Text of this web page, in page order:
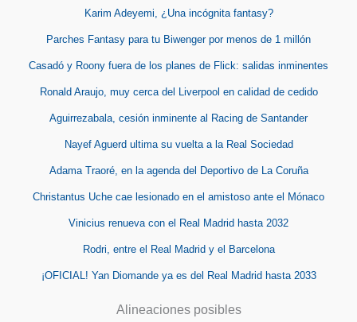
Karim Adeyemi, ¿Una incógnita fantasy?
Parches Fantasy para tu Biwenger por menos de 1 millón
Casadó y Roony fuera de los planes de Flick: salidas inminentes
Ronald Araujo, muy cerca del Liverpool en calidad de cedido
Aguirrezabala, cesión inminente al Racing de Santander
Nayef Aguerd ultima su vuelta a la Real Sociedad
Adama Traoré, en la agenda del Deportivo de La Coruña
Christantus Uche cae lesionado en el amistoso ante el Mónaco
Vinicius renueva con el Real Madrid hasta 2032
Rodri, entre el Real Madrid y el Barcelona
¡OFICIAL! Yan Diomande ya es del Real Madrid hasta 2033
Alineaciones posibles